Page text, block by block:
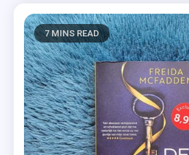
7 MINS READ